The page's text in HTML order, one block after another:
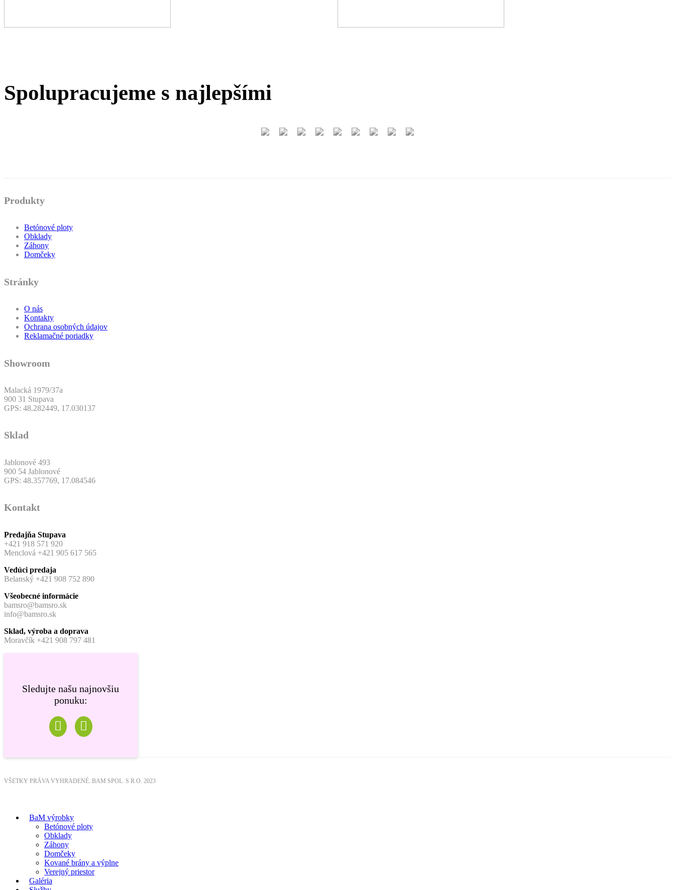
Spolupracujeme s najlepšími
Produkty
Betónové ploty
Obklady
Záhony
Domčeky
Stránky
O nás
Kontakty
Ochrana osobných údajov
Reklamačné poriadky
Showroom
Malacká 1979/37a
900 31 Stupava
GPS: 48.282449, 17.030137
Sklad
Jablonové 493
900 54 Jablonové
GPS: 48.357769, 17.084546
Kontakt
Predajňa Stupava
+421 918 571 920
Menclová +421 905 617 565
Vedúci predaja
Belanský +421 908 752 890
Všeobecné informácie
bamsro@bamsro.sk
info@bamsro.sk
Sklad, výroba a doprava
Moravčík +421 908 797 481
Sledujte našu najnovšiu
ponuku:
VŠETKY PRÁVA VYHRADENÉ. BAM SPOL. S R.O. 2023
BaM výrobky
Betónové ploty
Obklady
Záhony
Domčeky
Kované brány a výplne
Verejný priestor
Galéria